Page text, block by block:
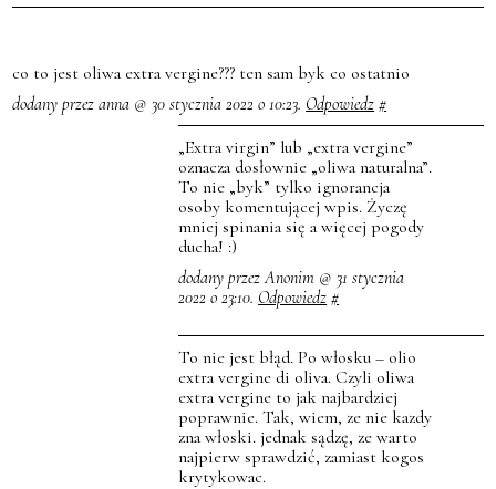
co to jest oliwa extra vergine??? ten sam byk co ostatnio
dodany przez anna @ 30 stycznia 2022 o 10:23. Odpowiedz #
„Extra virgin” lub „extra vergine”
oznacza dosłownie „oliwa naturalna”.
To nie „byk” tylko ignorancja
osoby komentującej wpis. Życzę
mniej spinania się a więcej pogody
ducha! :)
dodany przez Anonim @ 31 stycznia
2022 o 23:10. Odpowiedz #
To nie jest błąd. Po włosku – olio
extra vergine di oliva. Czyli oliwa
extra vergine to jak najbardziej
poprawnie. Tak, wiem, ze nie kazdy
zna włoski. jednak sądzę, ze warto
najpierw sprawdzić, zamiast kogos
krytykowac.